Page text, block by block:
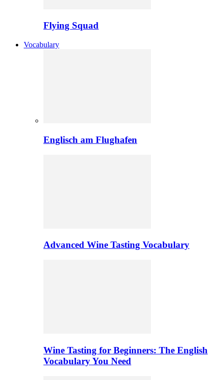
Flying Squad
Vocabulary
Englisch am Flughafen
Advanced Wine Tasting Vocabulary
Wine Tasting for Beginners: The English
Vocabulary You Need